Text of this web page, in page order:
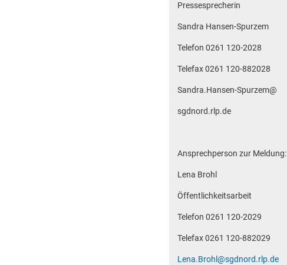
Pressesprecherin
Sandra Hansen-Spurzem
Telefon 0261 120-2028
Telefax 0261 120-882028
Sandra.Hansen-Spurzem@
sgdnord.rlp.de
Ansprechperson zur Meldung:
Lena Brohl
Öffentlichkeitsarbeit
Telefon 0261 120-2029
Telefax 0261 120-882029
Lena.Brohl@sgdnord.rlp.de